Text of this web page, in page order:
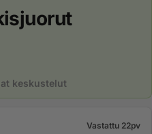
keskustelut
Vastattu 22pv